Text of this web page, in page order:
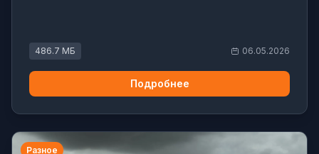
486.7 МБ 06.05.2026
Подробнее
Разное